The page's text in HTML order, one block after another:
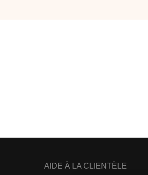
AIDE À LA CLIENTÈLE